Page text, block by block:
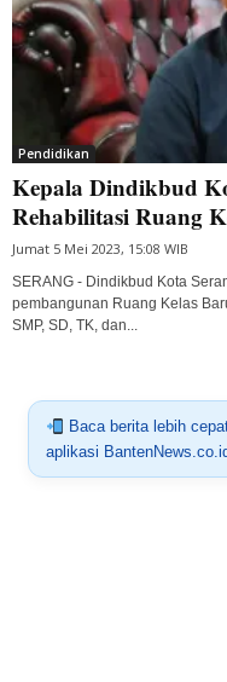
Pendidikan
Kepala Dindikbud
Rehabilitasi Ruang
Jumat 5 Mei 2023, 15:08 WIB
SERANG - Dindikbud Kota
pembangunan Ruang Kelas
SMP, SD, TK, dan...
Baca berita lebih
aplikasi